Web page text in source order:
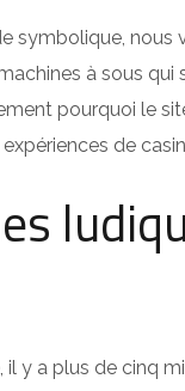
symbolique,
à sous qui
pourquoi le
de
y a plus de cinq